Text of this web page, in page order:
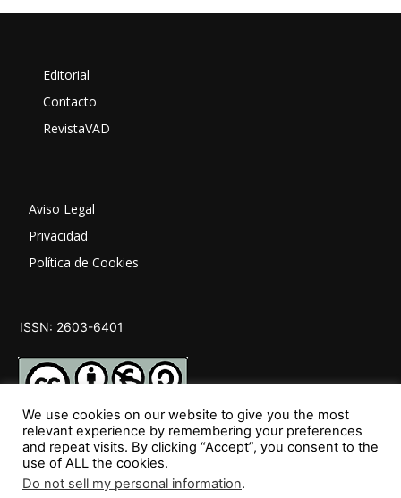
Editorial
Contacto
RevistaVAD
Aviso Legal
Privacidad
Política de Cookies
ISSN: 2603-6401
SÍGUENOS
We use cookies on our website to give you the most
relevant experience by remembering your preferences
and repeat visits. By clicking “Accept”, you consent to the
use of ALL the cookies.
Do not sell my personal information.